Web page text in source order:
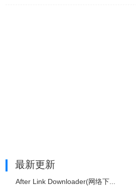
最新更新
After Link Downloader(网络下...